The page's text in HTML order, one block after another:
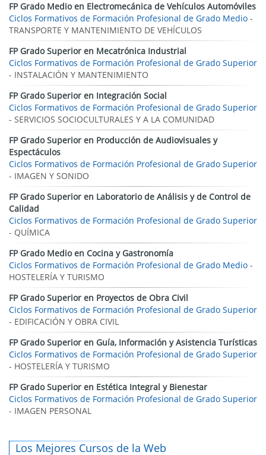
FP Grado Medio en Electromecánica de Vehículos Automóviles
Ciclos Formativos de Formación Profesional de Grado Medio -
TRANSPORTE Y MANTENIMIENTO DE VEHÍCULOS
FP Grado Superior en Mecatrónica Industrial
Ciclos Formativos de Formación Profesional de Grado Superior
- INSTALACIÓN Y MANTENIMIENTO
FP Grado Superior en Integración Social
Ciclos Formativos de Formación Profesional de Grado Superior
- SERVICIOS SOCIOCULTURALES Y A LA COMUNIDAD
FP Grado Superior en Producción de Audiovisuales y
Espectáculos
Ciclos Formativos de Formación Profesional de Grado Superior
- IMAGEN Y SONIDO
FP Grado Superior en Laboratorio de Análisis y de Control de
Calidad
Ciclos Formativos de Formación Profesional de Grado Superior
- QUÍMICA
FP Grado Medio en Cocina y Gastronomía
Ciclos Formativos de Formación Profesional de Grado Medio -
HOSTELERÍA Y TURISMO
FP Grado Superior en Proyectos de Obra Civil
Ciclos Formativos de Formación Profesional de Grado Superior
- EDIFICACIÓN Y OBRA CIVIL
FP Grado Superior en Guía, Información y Asistencia Turísticas
Ciclos Formativos de Formación Profesional de Grado Superior
- HOSTELERÍA Y TURISMO
FP Grado Superior en Estética Integral y Bienestar
Ciclos Formativos de Formación Profesional de Grado Superior
- IMAGEN PERSONAL
Los Mejores Cursos de la Web